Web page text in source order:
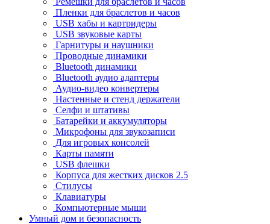
Пленки для браслетов и часов
USB хабы и картридеры
USB звуковые карты
Гарнитуры и наушники
Проводные динамики
Bluetooth динамики
Bluetooth аудио адаптеры
Аудио-видео конвертеры
Настенные и стенд держатели
Селфи и штативы
Батарейки и аккумуляторы
Микрофоны для звукозаписи
Для игровых консолей
Карты памяти
USB флешки
Корпуса для жестких дисков 2.5
Стилусы
Клавиатуры
Компьютерные мыши
Умный дом и безопасность